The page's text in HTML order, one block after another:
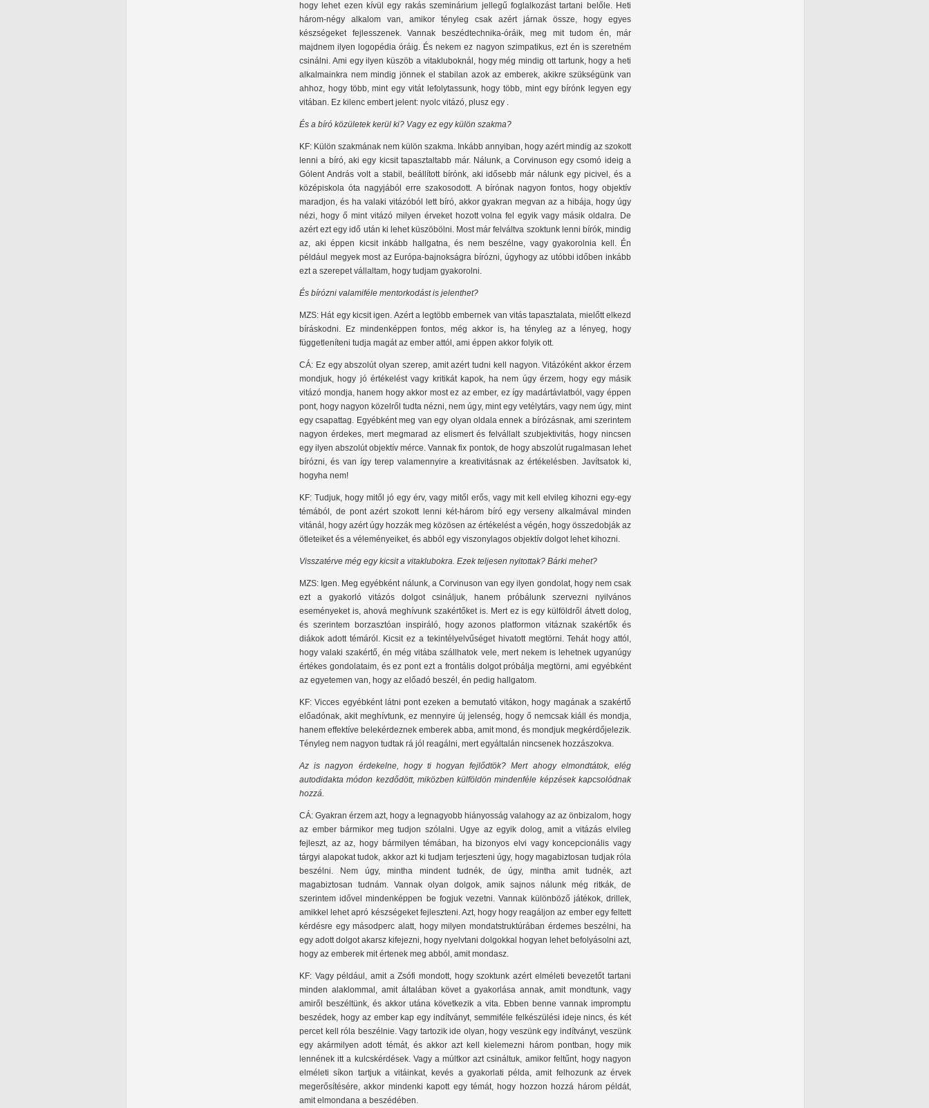
hogy lehet ezen kívül egy rakás szeminárium jellegű foglalkozást tartani belőle. Heti
három-négy alkalom van, amikor tényleg csak azért járnak össze, hogy egyes
készségeket fejlesszenek. Vannak beszédtechnika-óráik, meg mit tudom én, már
majdnem ilyen logopédia óráig. És nekem ez nagyon szimpatikus, ezt én is szeretném
csinálni. Ami egy ilyen küszöb a vitakluboknál, hogy még mindig ott tartunk, hogy a heti
alkalmainkra nem mindig jönnek el stabilan azok az emberek, akikre szükségünk van
ahhoz, hogy több, mint egy vitát lefolytassunk, hogy több, mint egy bírónk legyen egy
vitában. Ez kilenc embert jelent: nyolc vitázó, plusz egy .
És a bíró közületek kerül ki? Vagy ez egy külön szakma?
KF: Külön szakmának nem külön szakma. Inkább annyiban, hogy azért mindig az szokott
lenni a bíró, aki egy kicsit tapasztaltabb már. Nálunk, a Corvinuson egy csomó ideig a
Gólent András volt a stabil, beállított bírónk, aki idősebb már nálunk egy picivel, és a
középiskola óta nagyjából erre szakosodott. A bírónak nagyon fontos, hogy objektív
maradjon, és ha valaki vitázóból lett bíró, akkor gyakran megvan az a hibája, hogy úgy
nézi, hogy ő mint vitázó milyen érveket hozott volna fel egyik vagy másik oldalra. De
azért ezt egy idő után ki lehet küszöbölni. Most már felváltva szoktunk lenni bírók, mindig
az, aki éppen kicsit inkább hallgatna, és nem beszélne, vagy gyakorolnia kell. Én
például megyek most az Európa-bajnokságra bírózni, úgyhogy az utóbbi időben inkább
ezt a szerepet vállaltam, hogy tudjam gyakorolni.
És bírózni valamiféle mentorkodást is jelenthet?
MZS: Hát egy kicsit igen. Azért a legtöbb embernek van vitás tapasztalata, mielőtt elkezd
bíráskodni. Ez mindenképpen fontos, még akkor is, ha tényleg az a lényeg, hogy
függetleníteni tudja magát az ember attól, ami éppen akkor folyik ott.
CÁ: Ez egy abszolút olyan szerep, amit azért tudni kell nagyon. Vitázóként akkor érzem
mondjuk, hogy jó értékelést vagy kritikát kapok, ha nem úgy érzem, hogy egy másik
vitázó mondja, hanem hogy akkor most ez az ember, ez így madártávlatból, vagy éppen
pont, hogy nagyon közelről tudta nézni, nem úgy, mint egy vetélytárs, vagy nem úgy, mint
egy csapattag. Egyébként meg van egy olyan oldala ennek a bírózásnak, ami szerintem
nagyon érdekes, mert megmarad az elismert és felvállalt szubjektivitás, hogy nincsen
egy ilyen abszolút objektív mérce. Vannak fix pontok, de hogy abszolút rugalmasan lehet
bírózni, és van így terep valamennyire a kreativitásnak az értékelésben. Javítsatok ki,
hogyha nem!
KF: Tudjuk, hogy mitől jó egy érv, vagy mitől erős, vagy mit kell elvileg kihozni egy-egy
témából, de pont azért szokott lenni két-három bíró egy verseny alkalmával minden
vitánál, hogy azért úgy hozzák meg közösen az értékelést a végén, hogy összedobják az
ötleteiket és a véleményeiket, és abból egy viszonylagos objektív dolgot lehet kihozni.
Visszatérve még egy kicsit a vitaklubokra. Ezek teljesen nyitottak? Bárki mehet?
MZS: Igen. Meg egyébként nálunk, a Corvinuson van egy ilyen gondolat, hogy nem csak
ezt a gyakorló vitázós dolgot csináljuk, hanem próbálunk szervezni nyilvános
eseményeket is, ahová meghívunk szakértőket is. Mert ez is egy külföldről átvett dolog,
és szerintem borzasztóan inspiráló, hogy azonos platformon vitáznak szakértők és
diákok adott témáról. Kicsit ez a tekintélyelvűséget hivatott megtörni. Tehát hogy attól,
hogy valaki szakértő, én még vitába szállhatok vele, mert nekem is lehetnek ugyanúgy
értékes gondolataim, és ez pont ezt a frontális dolgot próbálja megtörni, ami egyébként
az egyetemen van, hogy az előadó beszél, én pedig hallgatom.
KF: Vicces egyébként látni pont ezeken a bemutató vitákon, hogy magának a szakértő
előadónak, akit meghívtunk, ez mennyire új jelenség, hogy ő nemcsak kiáll és mondja,
hanem effektíve belekérdeznek emberek abba, amit mond, és mondjuk megkérdőjelezik.
Tényleg nem nagyon tudtak rá jól reagálni, mert egyáltalán nincsenek hozzászokva.
Az is nagyon érdekelne, hogy ti hogyan fejlődtök? Mert ahogy elmondtátok, elég
autodidakta módon kezdődött, miközben külföldön mindenféle képzések kapcsolódnak
hozzá.
CÁ: Gyakran érzem azt, hogy a legnagyobb hiányosság valahogy az az önbizalom, hogy
az ember bármikor meg tudjon szólalni. Ugye az egyik dolog, amit a vitázás elvileg
fejleszt, az az, hogy bármilyen témában, ha bizonyos elvi vagy koncepcionális vagy
tárgyi alapokat tudok, akkor azt ki tudjam terjeszteni úgy, hogy magabiztosan tudjak róla
beszélni. Nem úgy, mintha mindent tudnék, de úgy, mintha amit tudnék, azt
magabiztosan tudnám. Vannak olyan dolgok, amik sajnos nálunk még ritkák, de
szerintem idővel mindenképpen be fogjuk vezetni. Vannak különböző játékok, drillek,
amikkel lehet apró készségeket fejleszteni. Azt, hogy hogy reagáljon az ember egy feltett
kérdésre egy másodperc alatt, hogy milyen mondatstruktúrában érdemes beszélni, ha
egy adott dolgot akarsz kifejezni, hogy nyelvtani dolgokkal hogyan lehet befolyásolni azt,
hogy az emberek mit értenek meg abból, amit mondasz.
KF: Vagy például, amit a Zsófi mondott, hogy szoktunk azért elméleti bevezetőt tartani
minden alaklommal, amit általában követ a gyakorlása annak, amit mondtunk, vagy
amiről beszéltünk, és akkor utána következik a vita. Ebben benne vannak impromptu
beszédek, hogy az ember kap egy indítványt, semmiféle felkészülési ideje nincs, és két
percet kell róla beszélnie. Vagy tartozik ide olyan, hogy veszünk egy indítványt, veszünk
egy akármilyen adott témát, és akkor azt kell kielemezni három pontban, hogy mik
lennének itt a kulcskérdések. Vagy a múltkor azt csináltuk, amikor feltűnt, hogy nagyon
elméleti síkon tartjuk a vitáinkat, kevés a gyakorlati példa, amit felhozunk az érvek
megerősítésére, akkor mindenki kapott egy témát, hogy hozzon hozzá három példát,
amit elmondana a beszédében.